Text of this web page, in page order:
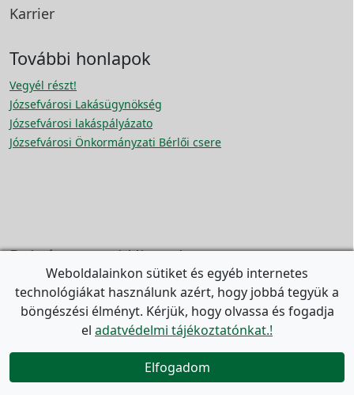
Karrier
További honlapok
Vegyél részt!
Józsefvárosi Lakásügynökség
Józsefvárosi lakáspályázato
Józsefvárosi Önkormányzati Bérlői csere
Polgármesteri Hivatal
1082 Budapest, Baross u. 63-67.
+36 1/459-2100 (Központ)
+36 80/277-256 (Zöld szám)
Nyitvatartás
Weboldalainkon sütiket és egyéb internetes
technológiákat használunk azért, hogy jobbá tegyük a
böngészési élményt. Kérjük, hogy olvassa és fogadja
el adatvédelmi tájékoztatónkat.!
Elfogadom